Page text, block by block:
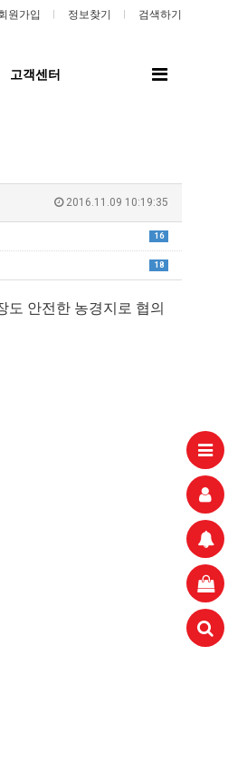
원가입 정보찾기 검색하기
고객센터
전
2016.11.09 10:19:35
16
18
도 안전한 농경지로 협의